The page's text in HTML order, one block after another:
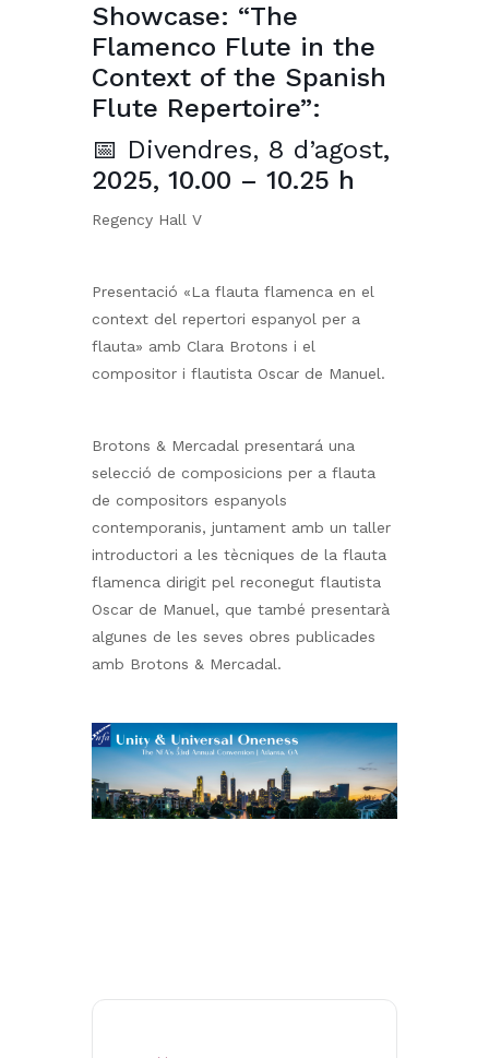
No hi ha productes a la cistella.
Showcase: “The
Flamenco Flute in the
Context of the Spanish
Flute Repertoire”:
📅 Divendres, 8 d’agost,
2025, 10.00 – 10.25 h
Regency Hall V
Presentació «La flauta flamenca en el
context del repertori espanyol per a
flauta» amb Clara Brotons i el
compositor i flautista Oscar de Manuel.
Brotons & Mercadal presentará una
selecció de composicions per a flauta
de compositors espanyols
contemporanis, juntament amb un taller
introductori a les tècniques de la flauta
flamenca dirigit pel reconegut flautista
Oscar de Manuel, que també presentarà
algunes de les seves obres publicades
amb Brotons & Mercadal.